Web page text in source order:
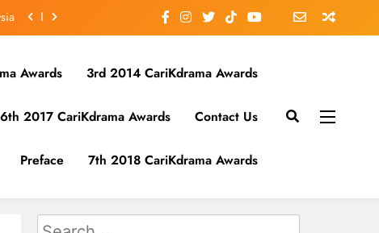
Awards 3rd 2014 CariKdrama Awards
6th 2017 CariKdrama Awards Contact Us
Preface 7th 2018 CariKdrama Awards
Search